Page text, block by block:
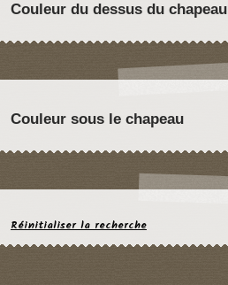
Couleur du dessus du chapeau
Couleur sous le chapeau
Réinitialiser la recherche